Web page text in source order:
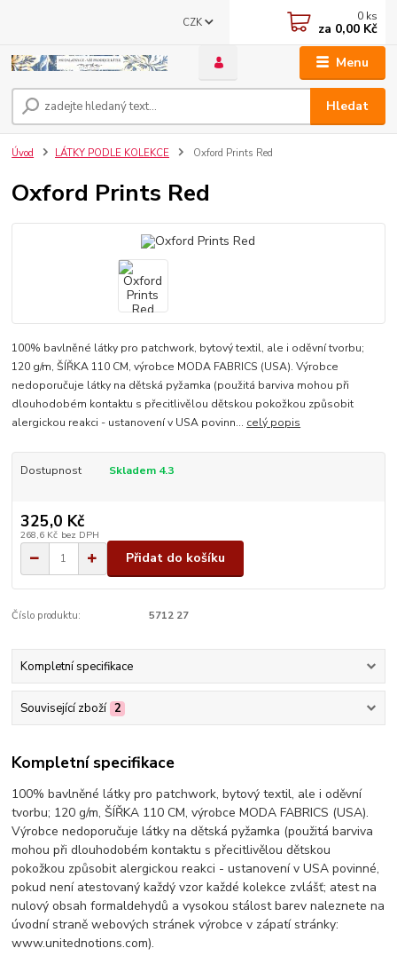
Menu
CZK
Hledat
0 ks
za 0,00 Kč
Úvod LÁTKY PODLE KOLEKCE Oxford Prints Red
Oxford Prints Red
100% bavlněné látky pro patchwork, bytový textil, ale i oděvní tvorbu;
120 g/m, ŠÍŘKA 110 CM, výrobce MODA FABRICS (USA). Výrobce
nedoporučuje látky na dětská pyžamka (použitá barviva mohou při
dlouhodobém kontaktu s přecitlivělou dětskou pokožkou způsobit
alergickou reakci - ustanovení v USA povinn... celý popis
Dostupnost Skladem 4.3
325,0 Kč
268,6 Kč bez DPH
Přidat do košíku
Číslo produktu: 5712 27
Kompletní specifikace
Související zboží 2
Kompletní specifikace
100% bavlněné látky pro patchwork, bytový textil, ale i oděvní
tvorbu; 120 g/m, ŠÍŘKA 110 CM, výrobce MODA FABRICS (USA).
Výrobce nedoporučuje látky na dětská pyžamka (použitá barviva
mohou při dlouhodobém kontaktu s přecitlivělou dětskou
pokožkou způsobit alergickou reakci - ustanovení v USA povinné,
pokud není atestovaný každý vzor každé kolekce zvlášť; atest na
nulový obsah formaldehydů a vysokou stálost barev naleznete na
úvodní straně webových stránek výrobce v zápatí stránky:
www.unitednotions.com).